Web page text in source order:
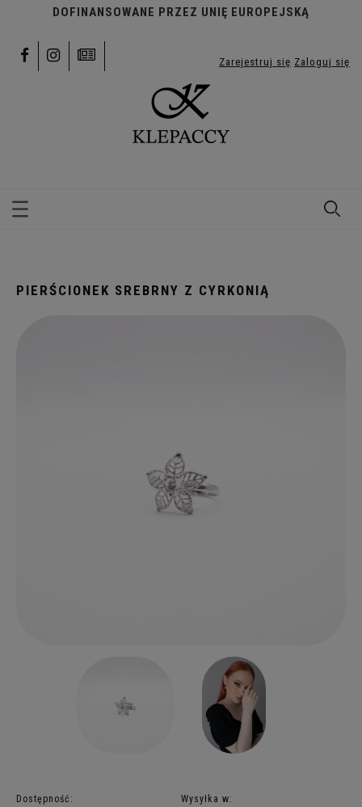
Zarejestruj się Zaloguj się
PIERŚCIONEK SREBRNY Z CYRKONIĄ
Dostępność:
Wysyłka w:
DOFINANSOWANE PRZEZ UNIĘ EUROPEJSKĄ